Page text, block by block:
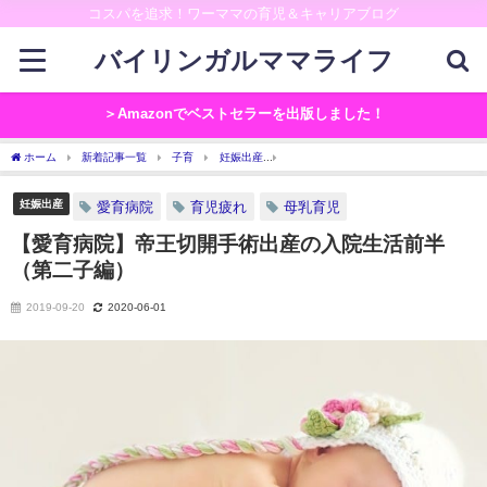
コスパを追求！ワーママの育児＆キャリアブログ
バイリンガルママライフ
＞Amazonでベストセラーを出版しました！
ホーム 新着記事一覧 子育 妊娠出産
妊娠出産 愛育病院 育児疲れ 母乳育児
【愛育病院】帝王切開手術出産の入院生活前半
（第二子編）
2019-09-20 2020-06-01